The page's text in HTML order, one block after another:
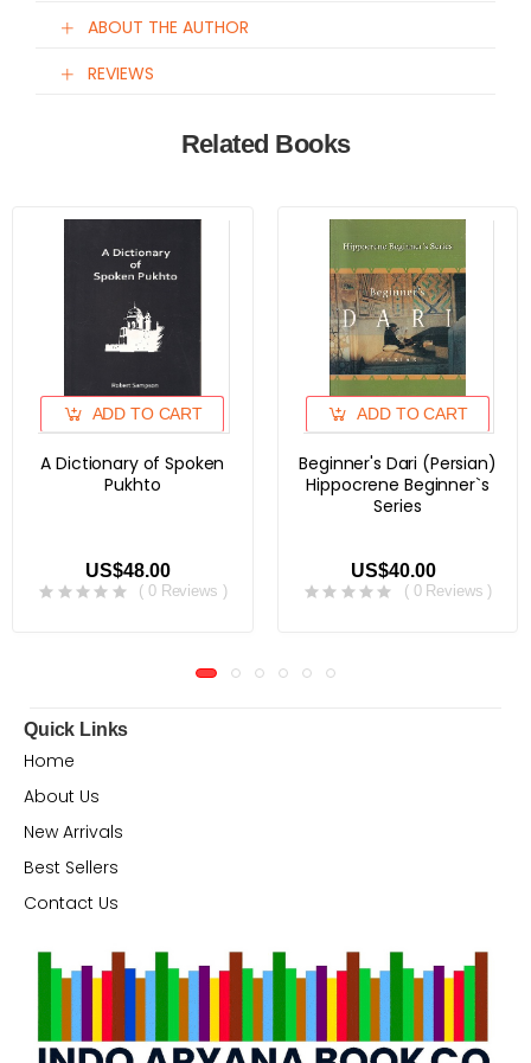
ABOUT THE AUTHOR
REVIEWS
Related Books
ADD TO CART
A Dictionary of Spoken
Pukhto
US$48.00
( 0 Reviews )
ADD TO CART
Beginner's Dari (Persian)
Hippocrene Beginner`s
Series
US$40.00
( 0 Reviews )
Quick Links
Home
About Us
New Arrivals
Best Sellers
Contact Us